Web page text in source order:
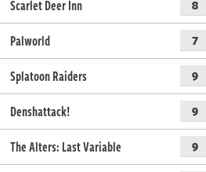
Scarlet Deer Inn
8
Palworld 7
Splatoon Raiders 9
Denshattack! 9
The Alters: Last Variable 9